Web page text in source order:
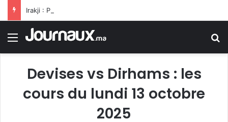
Menu
Devises vs Dirhams : les
cours du lundi 13 octobre
2025